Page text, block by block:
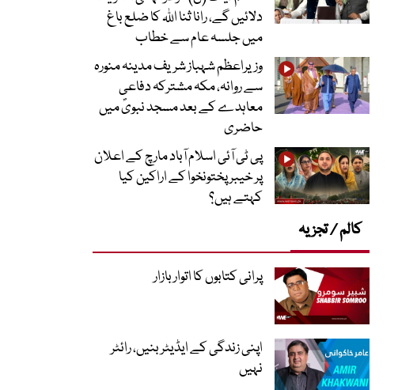
دلائیں گے، رانا ثنا اللہ کا ضلع باغ
میں جلسہ عام سے خطاب
وزیراعظم شہباز شریف مدینہ منورہ
سے روانہ، مکہ مشترکہ دفاعی
معاہدے کے بعد مسجد نبویؐ میں
حاضری
پی ٹی آئی اسلام آباد مارچ کے اعلان
پر خیبر پختونخوا کے اراکین کیا
کہتے ہیں؟
کالم / تجزیہ
پرانی کتابوں کا اتوار بازار
اپنی زندگی کے ایڈیٹر بنیں، رائٹر
نہیں